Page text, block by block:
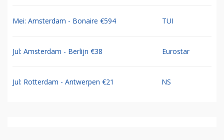
Mei: Amsterdam - Bonaire €594 TUI
Jul: Amsterdam - Berlijn €38 Eurostar
Jul: Rotterdam - Antwerpen €21 NS